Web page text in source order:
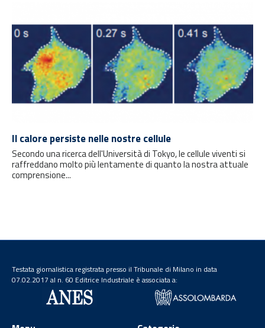
Il calore persiste nelle nostre cellule
Secondo una ricerca dell'Università di Tokyo, le cellule viventi si
raffreddano molto più lentamente di quanto la nostra attuale
comprensione...
Testata giornalistica registrata presso il Tribunale di Milano in data
07.02.2017 al n. 60 Editrice Industriale è associata a: